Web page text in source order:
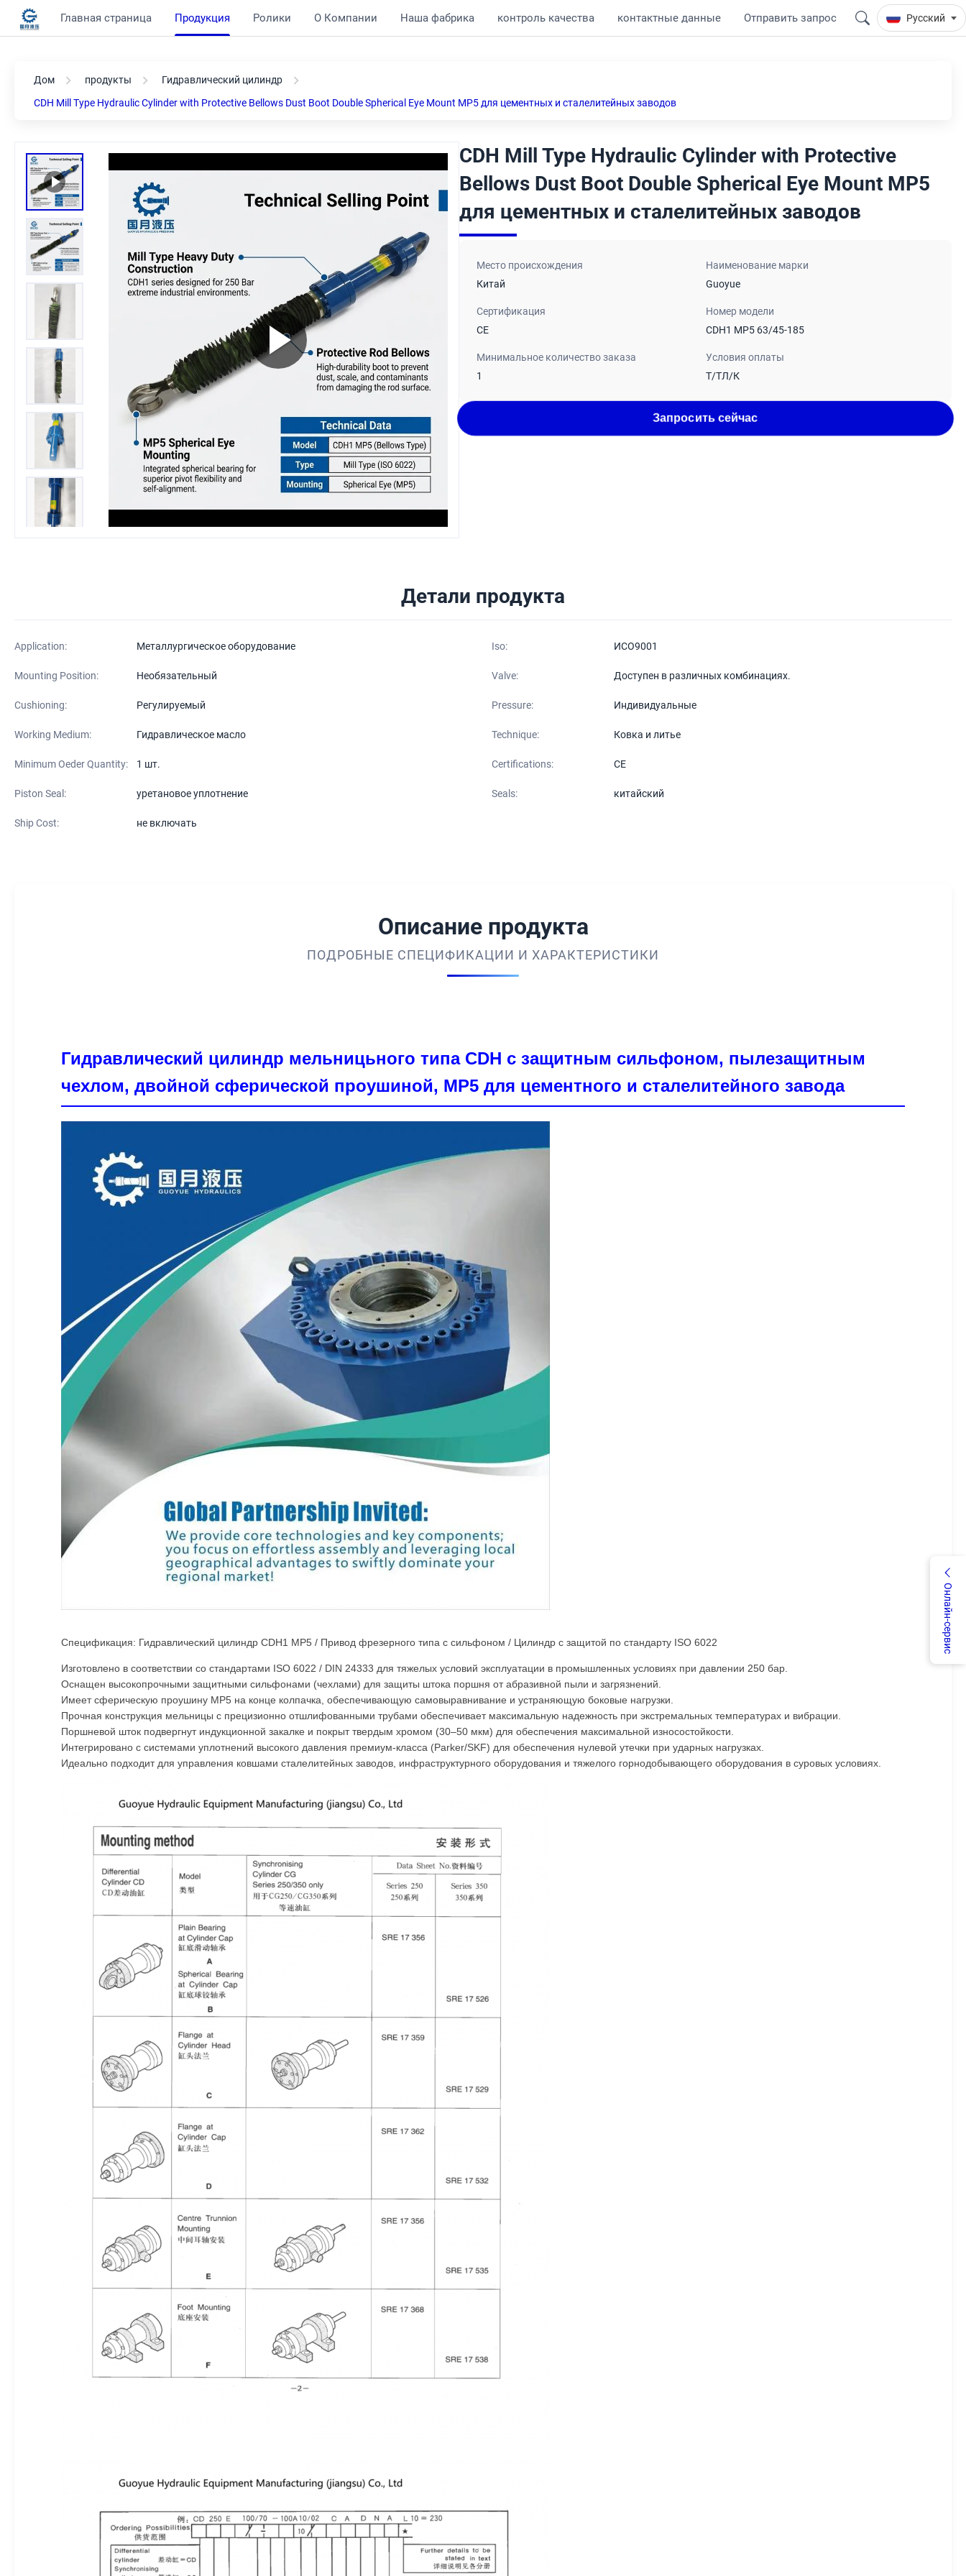
Главная страница Продукция Ролики О Компании Наша фабрика контроль качества контактные данные Отправить запрос Русский
Онлайн-сервис
Дом продукты Гидравлический цилиндр
CDH Mill Type Hydraulic Cylinder with Protective Bellows Dust Boot Double Spherical Eye Mount MP5 для цементных и сталелитейных заводов
CDH Mill Type Hydraulic Cylinder with Protective
Bellows Dust Boot Double Spherical Eye Mount MP5
для цементных и сталелитейных заводов
Место происхождения
Китай
Наименование марки
Guoyue
Сертификация
CE
Номер модели
CDH1 MP5 63/45-185
Минимальное количество заказа
1
Условия оплаты
Т/ТЛ/К
Запросить сейчас
Детали продукта
Application: Металлургическое оборудование Iso: ИСО9001
Mounting Position: Необязательный Valve: Доступен в различных комбинациях.
Cushioning: Регулируемый Pressure: Индивидуальные
Working Medium: Гидравлическое масло Technique: Ковка и литье
Minimum Oeder Quantity: 1 шт. Certifications: CE
Piston Seal: уретановое уплотнение Seals: китайский
Ship Cost: не включать
Описание продукта
ПОДРОБНЫЕ СПЕЦИФИКАЦИИ И ХАРАКТЕРИСТИКИ
Гидравлический цилиндр мельницьного типа CDH с защитным сильфоном, пылезащитным
чехлом, двойной сферической проушиной, MP5 для цементного и сталелитейного завода
Спецификация: Гидравлический цилиндр CDH1 MP5 / Привод фрезерного типа с сильфоном / Цилиндр с защитой по стандарту ISO 6022
Изготовлено в соответствии со стандартами ISO 6022 / DIN 24333 для тяжелых условий эксплуатации в промышленных условиях при давлении 250 бар.
Оснащен высокопрочными защитными сильфонами (чехлами) для защиты штока поршня от абразивной пыли и загрязнений.
Имеет сферическую проушину MP5 на конце колпачка, обеспечивающую самовыравнивание и устраняющую боковые нагрузки.
Прочная конструкция мельницы с прецизионно отшлифованными трубами обеспечивает максимальную надежность при экстремальных температурах и вибрации.
Поршневой шток подвергнут индукционной закалке и покрыт твердым хромом (30–50 мкм) для обеспечения максимальной износостойкости.
Интегрировано с системами уплотнений высокого давления премиум-класса (Parker/SKF) для обеспечения нулевой утечки при ударных нагрузках.
Идеально подходит для управления ковшами сталелитейных заводов, инфраструктурного оборудования и тяжелого горнодобывающего оборудования в суровых условиях.